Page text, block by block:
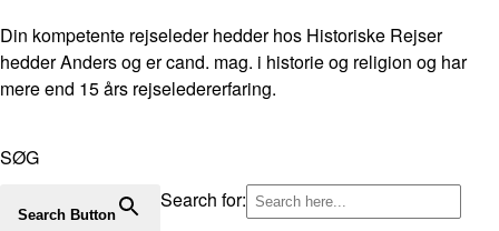
Din kompetente rejseleder hedder hos Historiske Rejser
hedder Anders og er cand. mag. i historie og religion og har
mere end 15 års rejseledererfaring.
SØG
Search for:
Search Button